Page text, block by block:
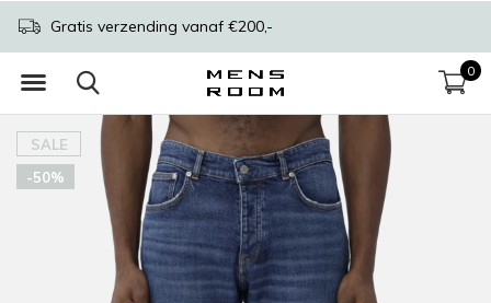
0
Gratis verzending vanaf €200,-
SALE
-50%